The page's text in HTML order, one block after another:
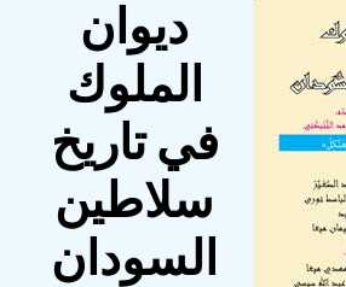
ديوان
الملوك
في تاريخ
سلاطين
السودان